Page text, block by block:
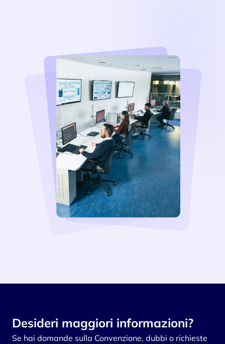
Desideri maggiori informazioni?
Se hai domande sulla Convenzione, dubbi o richieste